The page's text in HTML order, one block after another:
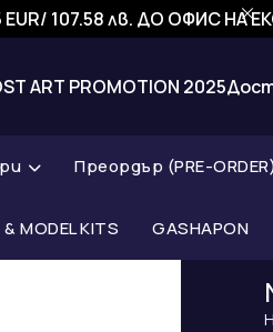
107.58 лв. ДО ОФИС НА
ART PROMOTION 2025
Преордър (PRE-ORDER)
MODEL KITS GASHAPON